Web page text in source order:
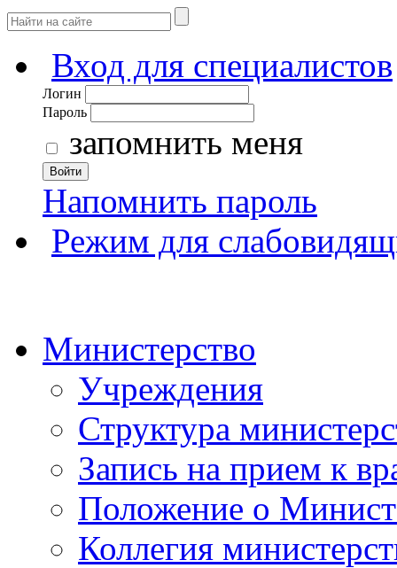
Вход для специалистов
Логин
Пароль
запомнить меня
Войти
Напомнить пароль
Режим для
Министерство
Учреждения
Структура
Запись на прием к
Положение о
Коллегия